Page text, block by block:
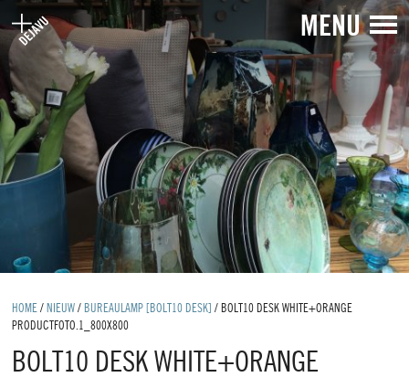
MENU
HOME / NIEUW / BUREAULAMP [BOLT10 DESK] / BOLT10 DESK WHITE+ORANGE
PRODUCTFOTO.1_800X800
BOLT10 DESK WHITE+ORANGE